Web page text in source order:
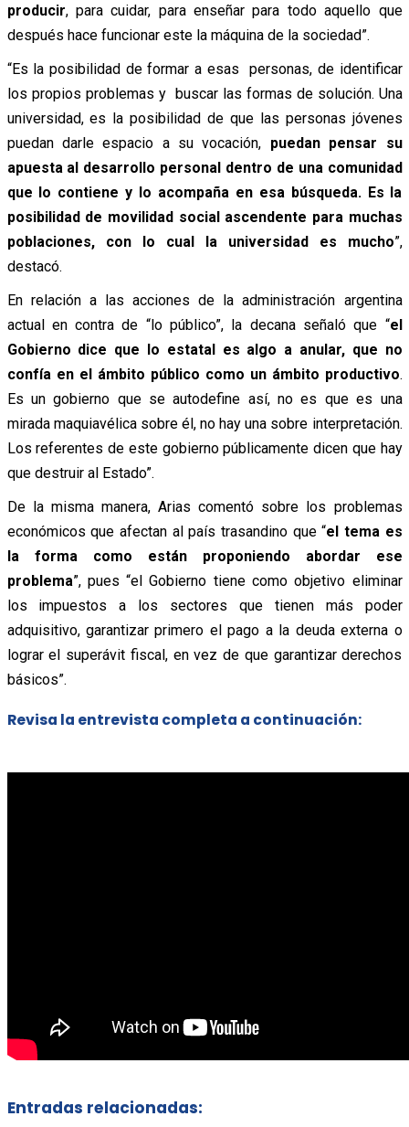
producir, para cuidar, para enseñar para todo aquello que
después hace funcionar este la máquina de la sociedad”.
“Es la posibilidad de formar a esas personas, de identificar
los propios problemas y buscar las formas de solución. Una
universidad, es la posibilidad de que las personas jóvenes
puedan darle espacio a su vocación, puedan pensar su
apuesta al desarrollo personal dentro de una comunidad
que lo contiene y lo acompaña en esa búsqueda. Es la
posibilidad de movilidad social ascendente para muchas
poblaciones, con lo cual la universidad es mucho”,
destacó.
En relación a las acciones de la administración argentina
actual en contra de “lo público”, la decana señaló que “el
Gobierno dice que lo estatal es algo a anular, que no
confía en el ámbito público como un ámbito productivo.
Es un gobierno que se autodefine así, no es que es una
mirada maquiavélica sobre él, no hay una sobre interpretación.
Los referentes de este gobierno públicamente dicen que hay
que destruir al Estado”.
De la misma manera, Arias comentó sobre los problemas
económicos que afectan al país trasandino que “el tema es
la forma como están proponiendo abordar ese
problema”, pues “el Gobierno tiene como objetivo eliminar
los impuestos a los sectores que tienen más poder
adquisitivo, garantizar primero el pago a la deuda externa o
lograr el superávit fiscal, en vez de que garantizar derechos
básicos”.
Revisa la entrevista completa a continuación:
Entradas relacionadas: